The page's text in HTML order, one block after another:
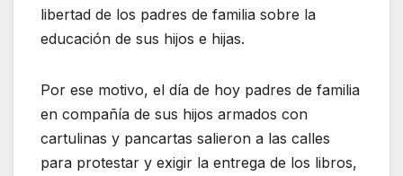
libertad de los padres de familia sobre la
educación de sus hijos e hijas.
Por ese motivo, el día de hoy padres de familia
en compañía de sus hijos armados con
cartulinas y pancartas salieron a las calles
para protestar y exigir la entrega de los libros,